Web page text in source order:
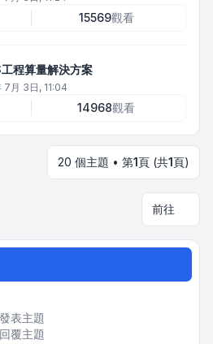
15569觀看
程算量解決方案
7月 3日, 11:04
14968觀看
20 個主題 • 第1頁 (共1頁)
前往
表主題
覆主題